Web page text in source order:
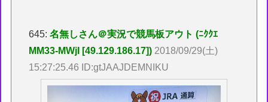
645:名無しさん＠実況で競馬板アウト (ﾆｸｸｴ
MM33-MWjI [49.129.186.17]) 2018/09/29(土)
15:27:25.46 ID:gtJAAJDEMNIKU